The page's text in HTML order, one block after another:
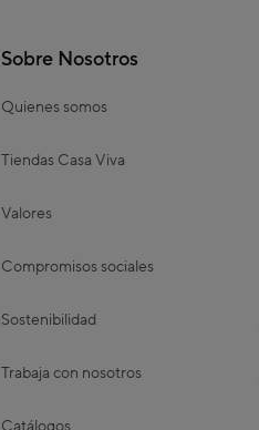
Sobre Nosotros
Quienes somos
Tiendas Casa Viva
Valores
Compromisos sociales
Sostenibilidad
Trabaja con nosotros